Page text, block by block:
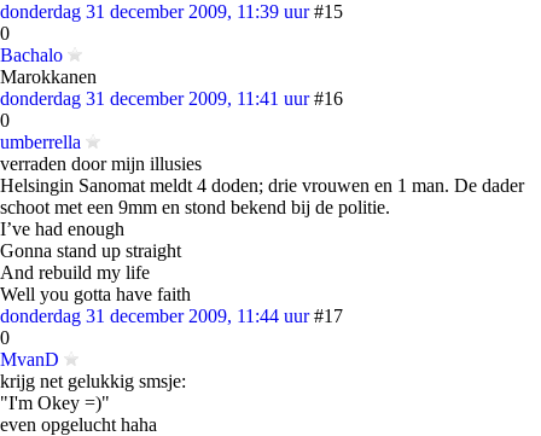
donderdag 31 december 2009, 11:39 uur #15
0
Bachalo
Marokkanen
donderdag 31 december 2009, 11:41 uur #16
0
umberrella
verraden door mijn illusies
Helsingin Sanomat meldt 4 doden; drie vrouwen en 1 man. De dader
schoot met een 9mm en stond bekend bij de politie.
I’ve had enough
Gonna stand up straight
And rebuild my life
Well you gotta have faith
donderdag 31 december 2009, 11:44 uur #17
0
MvanD
krijg net gelukkig smsje:
"I'm Okey =)"
even opgelucht haha